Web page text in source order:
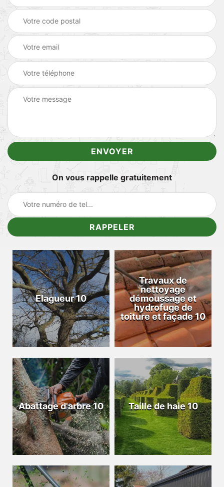
On vous rappelle gratuitement
Elagueur 10
Travaux de
nettoyage
démoussage et
hydrofuge de
toiture et façade 10
Abattage d'arbre 10 Taille de haie 10